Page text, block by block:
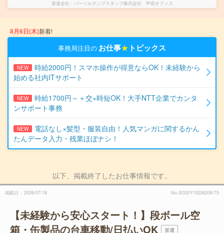
派遣会社 パーソルテンプスタッフ株式会社 甲府オフィス
8月6日(木)新着!
事務局注目の お仕事★ トピックス
NEW
時給2000円！スマホ操作が得意ならOK！未経験から
始める社内ITサポート
NEW
時給1700円～＋交×時短OK！大手NTT企業でカンタ
ンサポート事務
NEW
電話なし×髪型・服装自由！人気マンガに関するかん
たんデータ入力・残業ほぼナシ！
以下、掲載終了したお仕事情報です。
掲載日 2026/07/18 No.SGSIY15206208-T5
【未経験から安心スタート！】段ボール空
箱・缶製品の台車移動/日払いOK
派遣